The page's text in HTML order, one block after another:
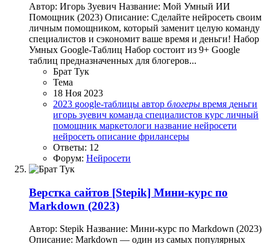
Автор: Игорь Зуевич Название: Мой Умный ИИ
Помощник (2023) Описание: Сделайте нейросеть своим
личным помощником, который заменит целую команду
специалистов и сэкономит ваше время и деньги! Набор
Умных Google-Таблиц Набор состоит из 9+ Google
таблиц предназначенных для блогеров...
Брат Тук
Тема
18 Ноя 2023
2023 google-таблицы автор блогеры время деньги
игорь зуевич команда специалистов курс личный
помощник маркетологи название нейросети
нейросеть описание фрилансеры
Ответы: 12
Форум: Нейросети
Верстка сайтов [Stepik] Мини-курс по
Markdown (2023)
Автор: Stepik Название: Мини-курс по Markdown (2023)
Описание: Markdown — один из самых популярных